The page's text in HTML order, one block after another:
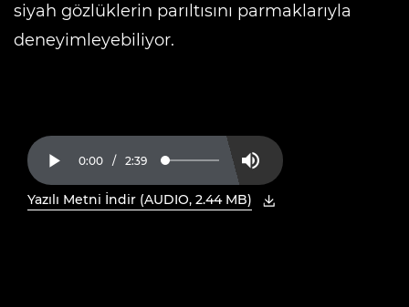
siyah gözlüklerin parıltısını parmaklarıyla
deneyimleyebiliyor.
Play Mute
Current
Time
0:00 / Duration
2:39 Loaded:
Yazılı Metni İndir (AUDIO, 2.44 MB)
, PDF'yi yeni pencerede açın